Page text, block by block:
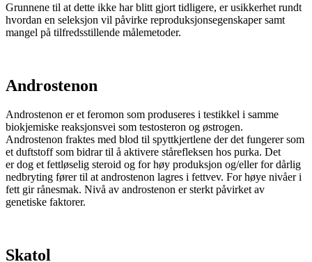
Grunnene til at dette ikke har blitt gjort tidligere, er usikkerhet rundt
hvordan en seleksjon vil påvirke reproduksjonsegenskaper samt
mangel på tilfredsstillende målemetoder.
Androstenon
Androstenon er et feromon som produseres i testikkel i samme
biokjemiske reaksjonsvei som testosteron og østrogen.
Androstenon fraktes med blod til spyttkjertlene der det fungerer som
et duftstoff som bidrar til å aktivere stårefleksen hos purka. Det
er dog et fettløselig steroid og for høy produksjon og/eller for dårlig
nedbryting fører til at androstenon lagres i fettvev. For høye nivåer i
fett gir rånesmak. Nivå av androstenon er sterkt påvirket av
genetiske faktorer.
Skatol